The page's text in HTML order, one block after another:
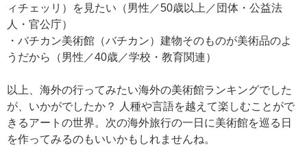
ィチェッリ）を見たい（男性／50歳以上／団体・公益法
人・官公庁）
・バチカン美術館（バチカン）建物そのものが美術品のよ
うだから（男性／40歳／学校・教育関連）
以上、海外の行ってみたい海外の美術館ランキングでした
が、いかがでしたか？ 人種や言語を越えて楽しむことがで
きるアートの世界。次の海外旅行の一日に美術館を巡る日
を作ってみるのもいいかもしれませんね。